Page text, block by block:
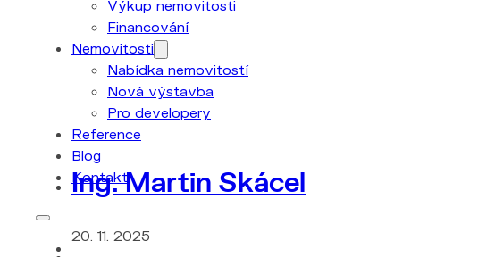
Výkup nemovitosti
Financování
Nemovitosti
Nabídka nemovitostí
Nová výstavba
Pro developery
Reference
Blog
Kontakt
Ing. Martin Skácel
20. 11. 2025